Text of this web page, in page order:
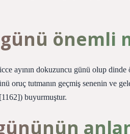
önemli
ayının dokuzuncu günü olup
oruç tutmanın geçmiş senenin ve
buyurmuştur.